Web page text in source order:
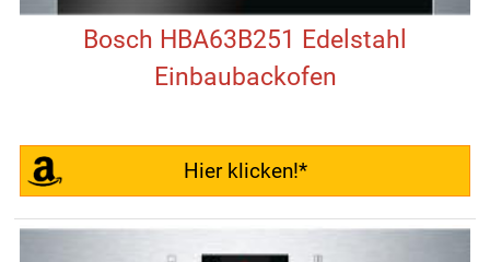
Bosch HBA63B251 Edelstahl
Einbaubackofen
Hier klicken!*